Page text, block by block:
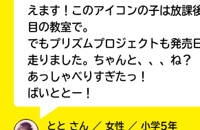
えます！このアイコンの子は放課
目の教室で。
でもプリズムプロジェクトも発売
走りました。ちゃんと、、、ね？
あっしゃべりすぎたっ！
ばいととー！
とと さん ／ 女性 ／ 小学5年